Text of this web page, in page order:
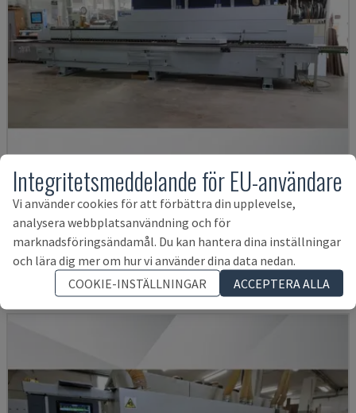
OPTIMAT KAL210/6/A20/S2
HOMAG - KANTERANLIJMMASKIN
TYSKLAND 2008
389 119 SEK
Integritetsmeddelande för EU-användare
Vi använder cookies för att förbättra din upplevelse,
analysera webbplatsanvändning och för
marknadsföringsändamål. Du kan hantera dina inställningar
och lära dig mer om hur vi använder dina data nedan.
COOKIE-INSTÄLLNINGAR
ACCEPTERA ALLA